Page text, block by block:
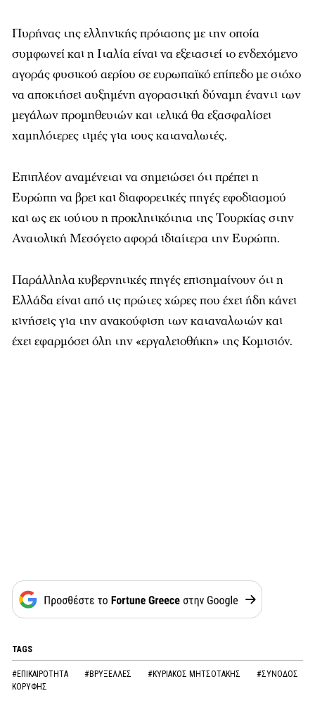
Πυρήνας της ελληνικής πρότασης με την οποία
συμφωνεί και η Ιταλία είναι να εξεταστεί το ενδεχόμενο
αγοράς φυσικού αερίου σε ευρωπαϊκό επίπεδο με στόχο
να αποκτήσει αυξημένη αγοραστική δύναμη έναντι των
μεγάλων προμηθευτών και τελικά θα εξασφαλίσει
χαμηλότερες τιμές για τους καταναλωτές.
Επιπλέον αναμένεται να σημειώσει ότι πρέπει η
Ευρώπη να βρει και διαφορετικές πηγές εφοδιασμού
και ως εκ τούτου η προκλητικότητα της Τουρκίας στην
Ανατολική Μεσόγειο αφορά ιδιαίτερα την Ευρώπη.
Παράλληλα κυβερνητικές πηγές επισημαίνουν ότι η
Ελλάδα είναι από τις πρώτες χώρες που έχει ήδη κάνει
κινήσεις για την ανακούφιση των καταναλωτών και
έχει εφαρμόσει όλη την «εργαλειοθήκη» της Κομισιόν.
TAGS
#ΕΠΙΚΑΙΡΟΤΗΤΑ #ΒΡΥΞΕΛΛΕΣ #ΚΥΡΙΑΚΟΣ ΜΗΤΣΟΤΑΚΗΣ
#ΣΥΝΟΔΟΣ
ΚΟΡΥΦΗΣ